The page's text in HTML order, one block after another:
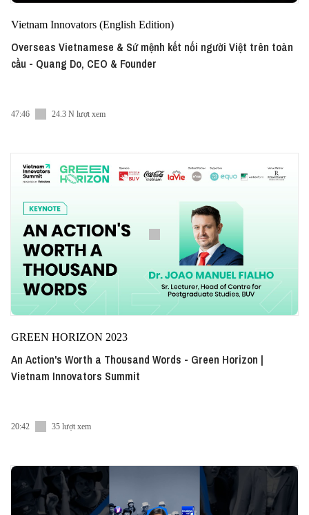
Vietnam Innovators (English Edition)
Overseas Vietnamese & Sứ mệnh kết nối người Việt trên toàn
cầu - Quang Do, CEO & Founder
47:46 24.3 N lượt xem
GREEN HORIZON 2023
An Action's Worth a Thousand Words - Green Horizon |
Vietnam Innovators Summit
20:42 35 lượt xem